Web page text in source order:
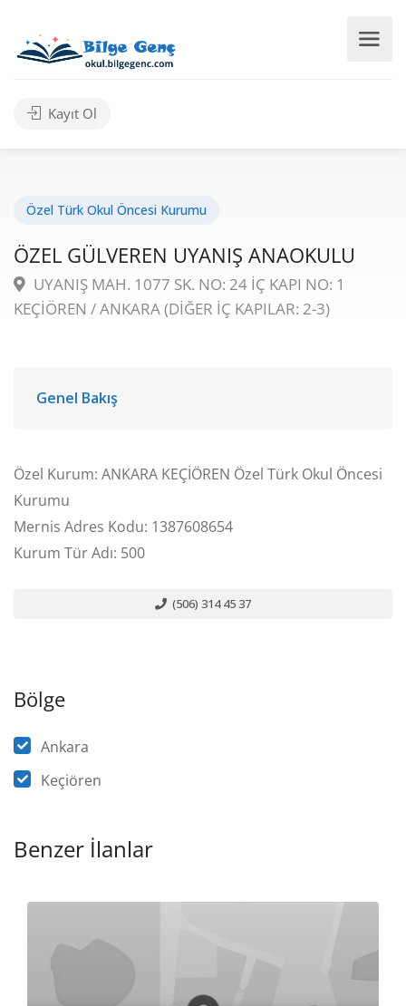
Kayıt Ol
Özel Türk Okul Öncesi Kurumu
ÖZEL GÜLVEREN UYANIŞ ANAOKULU
UYANIŞ MAH. 1077 SK. NO: 24 İÇ KAPI NO: 1
KEÇİÖREN / ANKARA (DİĞER İÇ KAPILAR: 2-3)
Genel Bakış
Özel Kurum: ANKARA KEÇİÖREN Özel Türk Okul Öncesi
Kurumu
Mernis Adres Kodu: 1387608654
Kurum Tür Adı: 500
(506) 314 45 37
Bölge
Ankara
Keçiören
Benzer İlanlar